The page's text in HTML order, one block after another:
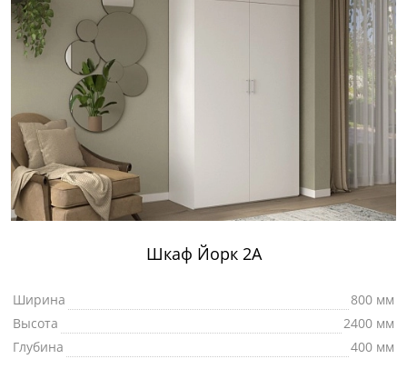
Шкаф Йорк 2А
Ширина
800 мм
Высота
2400 мм
Глубина
400 мм